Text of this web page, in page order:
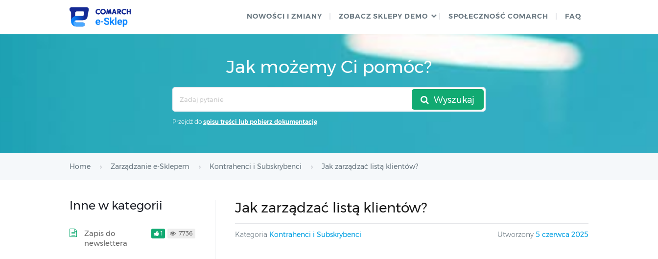
NOWOŚCI I ZMIANY ZOBACZ SKLEPY DEMO SPOŁECZNOŚĆ COMARCH FAQ
Jak możemy Ci pomóc?
Wyszukaj
Przejdź do spisu treści lub pobierz dokumentację
Home Zarządzanie e-Sklepem Kontrahenci i Subskrybenci Jak zarządzać listą klientów?
Jak zarządzać listą klientów?
Kategoria Kontrahenci i Subskrybenci Utworzony 5 czerwca 2025
Inne w kategorii
Zapis do
newslettera
1 7736